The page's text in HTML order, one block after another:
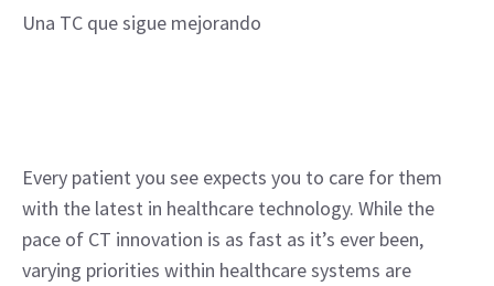
Una TC que sigue mejorando
Every patient you see expects you to care for them
with the latest in healthcare technology. While the
pace of CT innovation is as fast as it’s ever been,
varying priorities within healthcare systems are